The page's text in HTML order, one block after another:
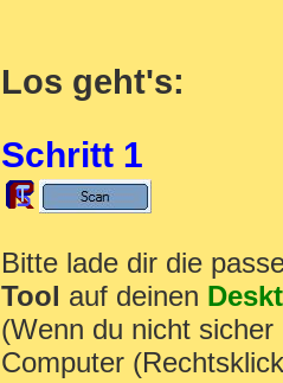
Los geht's:
Schritt 1
Bitte lade dir die
Tool auf deinen
(Wenn du nicht
Computer